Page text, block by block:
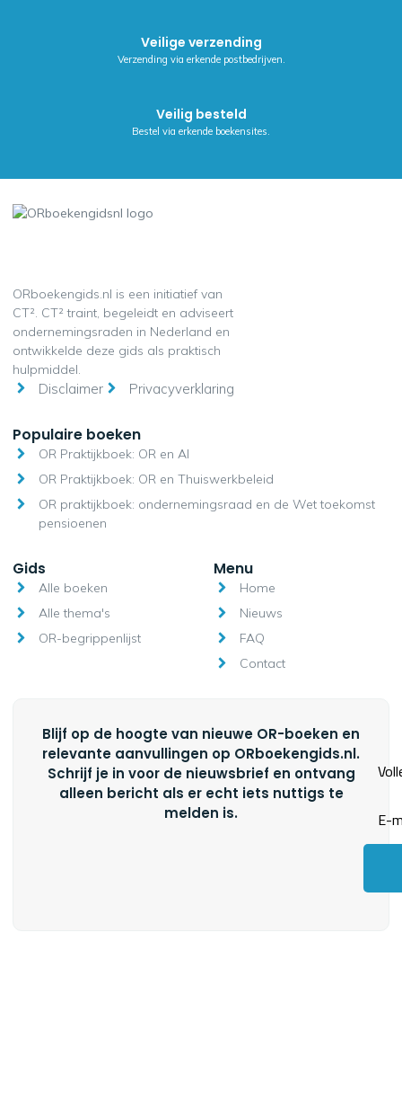
Veilige verzending
Verzending via erkende postbedrijven.
Veilig besteld
Bestel via erkende boekensites.
ORboekengids.nl is een initiatief van
CT². CT² traint, begeleidt en adviseert
ondernemingsraden in Nederland en
ontwikkelde deze gids als praktisch
hulpmiddel.
Disclaimer Privacyverklaring
Populaire boeken
OR Praktijkboek: OR en AI
OR Praktijkboek: OR en Thuiswerkbeleid
OR praktijkboek: ondernemingsraad en de Wet toekomst
pensioenen
Gids
Alle boeken
Alle thema's
OR-begrippenlijst
Menu
Home
Nieuws
FAQ
Contact
Blijf op de hoogte van nieuwe OR-boeken en
relevante aanvullingen op ORboekengids.nl.
Schrijf je in voor de nieuwsbrief en ontvang
alleen bericht als er echt iets nuttigs te
melden is.